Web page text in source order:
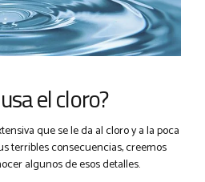
el cloro?
que se le da al cloro y a la poca
terribles consecuencias, creemos
algunos de esos detalles.